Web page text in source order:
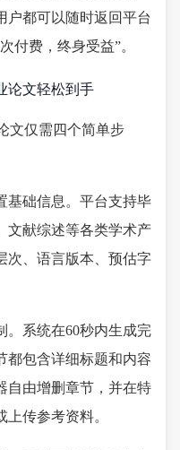
户都可以随时返回平台
付费，终身受益”。
论文轻松到手
文仅需四个简单步
基础信息。平台支持毕
文献综述等各类学术产
次、语言版本、预估字
。系统在60秒内生成完
都包含详细标题和内容
自由增删章节，并在特
传参考资料。